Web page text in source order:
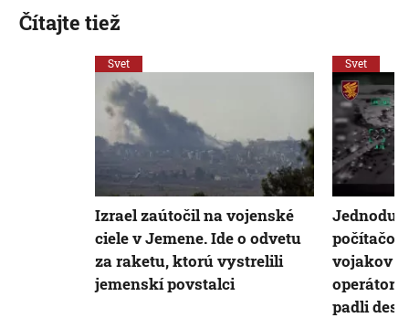
Čítajte tiež
Svet
Izrael zaútočil na vojenské
ciele v Jemene. Ide o odvetu
za raketu, ktorú vystrelili
jemenskí povstalci
Svet
vojakov
operátor
padli